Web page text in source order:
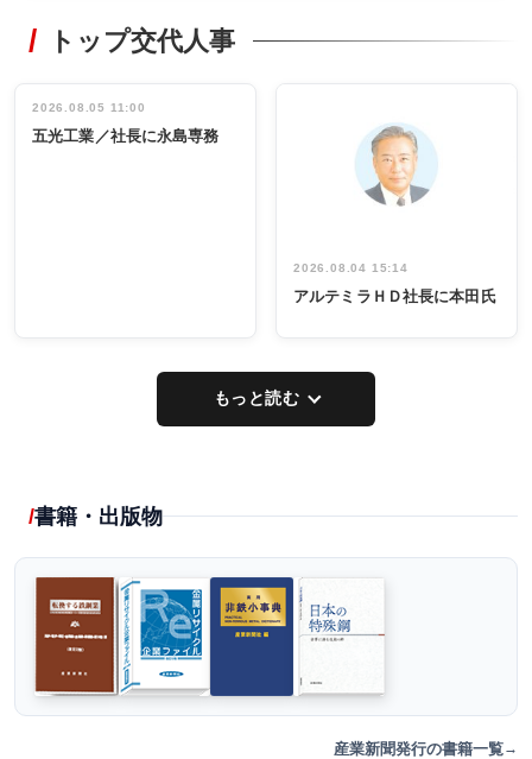
非鉄業界で
インタビュ
ー／社内ア
タックトレー
祝う 業界関
係者ら220人
出席
トップ交代人事
2026.08.05 11:00
五光工業／社長に永島専務
2026.08.04 15:14
アルテミラＨＤ社長に本田氏
もっと読む
書籍・出版物
産業新聞発行の書籍一覧